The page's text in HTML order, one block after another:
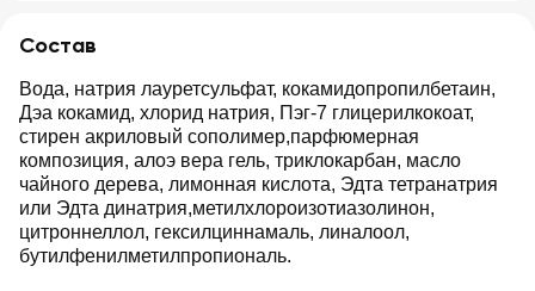
Состав
Вода, натрия лауретсульфат, кокамидопропилбетаин,
Дэа кокамид, хлорид натрия, Пэг-7 глицерилкокоат,
стирен акриловый сополимер,парфюмерная
композиция, алоэ вера гель, триклокарбан, масло
чайного дерева, лимонная кислота, Эдта тетранатрия
или Эдта динатрия,метилхлороизотиазолинон,
цитроннеллол, гексилциннамаль, линалоол,
бутилфенилметилпропиональ.